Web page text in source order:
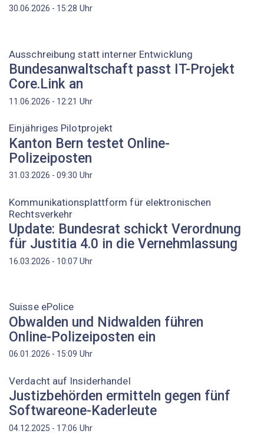
30.06.2026 - 15:28 Uhr
Ausschreibung statt interner Entwicklung
Bundesanwaltschaft passt IT-Projekt
Core.Link an
11.06.2026 - 12:21 Uhr
Einjähriges Pilotprojekt
Kanton Bern testet Online-
Polizeiposten
31.03.2026 - 09:30 Uhr
Kommunikationsplattform für elektronischen
Rechtsverkehr
Update: Bundesrat schickt Verordnung
für Justitia 4.0 in die Vernehmlassung
16.03.2026 - 10:07 Uhr
Suisse ePolice
Obwalden und Nidwalden führen
Online-Polizeiposten ein
06.01.2026 - 15:09 Uhr
Verdacht auf Insiderhandel
Justizbehörden ermitteln gegen fünf
Softwareone-Kaderleute
04.12.2025 - 17:06 Uhr